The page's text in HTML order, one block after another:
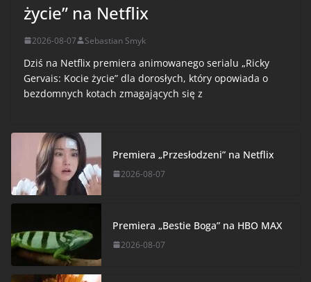
życie” na Netflix
2026-08-07 Sebastian Smyk
Dziś na Netflix premiera animowanego serialu „Ricky
Gervais: Kocie życie” dla dorosłych, który opowiada o
bezdomnych kotach zmagających się z
Premiera „Przesłodzeni” na Netflix
2026-08-07
Premiera „Bestie Boga” na HBO MAX
2026-08-07